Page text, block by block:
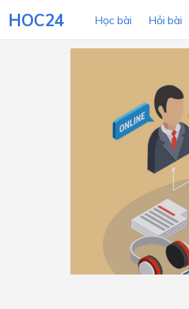
HOC24 Học bài Hỏi bài
LỚP HỌC
Lớp 12
Lớp 8
Lớp 7